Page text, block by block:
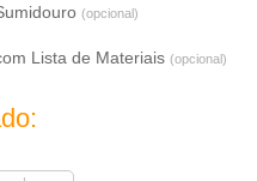
(opcional)
Lista de Materiais (opcional)